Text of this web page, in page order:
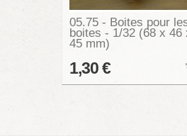
05.75 - Boites pour
boites - 1/32 (68 x 46
45 mm)
1,30 €